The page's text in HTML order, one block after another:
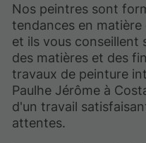
Nos peintres sont
tendances en
et ils vous conseillent
des matières et des
travaux de peinture
Paulhe Jérôme à
d'un travail
attentes.